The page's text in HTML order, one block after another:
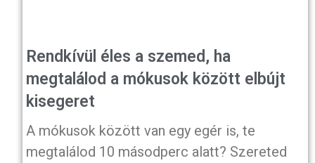
Rendkívül éles a szemed, ha
megtalálod a mókusok között elbújt
kisegeret
A mókusok között van egy egér is, te
megtalálod 10 másodperc alatt? Szereted